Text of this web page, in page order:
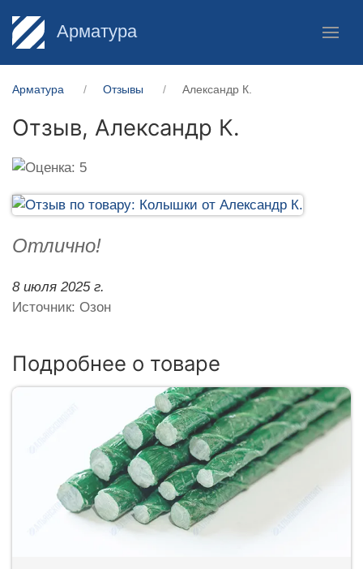
Арматура
Арматура Отзывы Александр К.
Отзыв, Александр К.
Отлично!
8 июля 2025 г.
Источник: Озон
Подробнее о товаре